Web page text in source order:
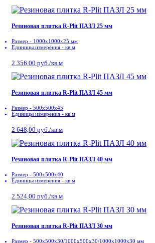
Резиновая плитка R-Plit ПАЗЛ 25 мм
Размер - 1000х1000х25 мм
Единицы измерения - кв.м
2 356,00 руб./кв.м
Резиновая плитка R-Plit ПАЗЛ 45 мм
Размер - 500x500х45
Единицы измерения - кв.м
2 648,00 руб./кв.м
Резиновая плитка R-Plit ПАЗЛ 40 мм
Размер - 500x500х40
Единицы измерения - кв.м
2 524,00 руб./кв.м
Резиновая плитка R-Plit ПАЗЛ 30 мм
Размер - 500x500х30/1000х500х30/1000х1000х30 мм